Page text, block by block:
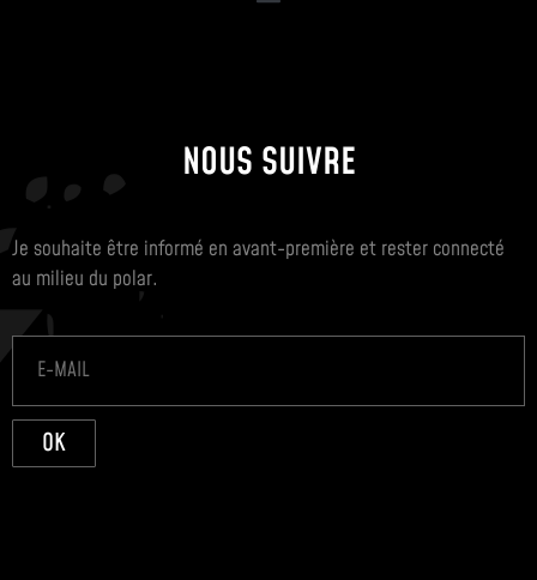
NOUS SUIVRE
Je souhaite être informé en avant-première et rester connecté
au milieu du polar.
OK